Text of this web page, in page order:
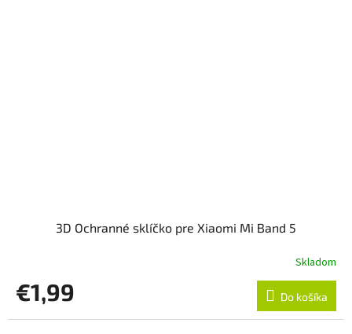
3D Ochranné sklíčko pre Xiaomi Mi Band 5
Skladom
€1,99 Do košíka